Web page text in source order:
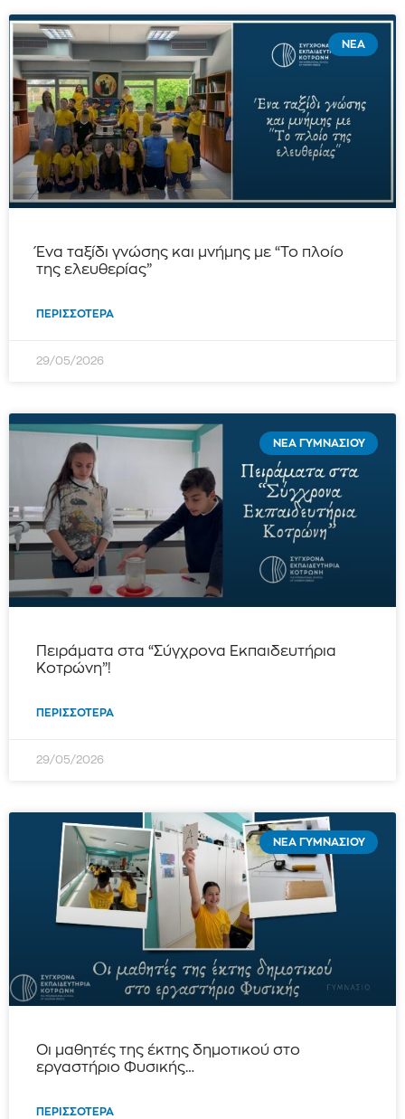
ΝΈΑ
Ένα ταξίδι γνώσης και μνήμης με “Το πλοίο
της ελευθερίας”
ΠΕΡΙΣΣΌΤΕΡΑ
29/05/2026
ΝΈΑ ΓΥΜΝΑΣΊΟΥ
Πειράματα στα “Σύγχρονα Εκπαιδευτήρια
Κοτρώνη”!
ΠΕΡΙΣΣΌΤΕΡΑ
29/05/2026
ΝΈΑ ΓΥΜΝΑΣΊΟΥ
Οι μαθητές της έκτης δημοτικού στο
εργαστήριο Φυσικής…
ΠΕΡΙΣΣΌΤΕΡΑ